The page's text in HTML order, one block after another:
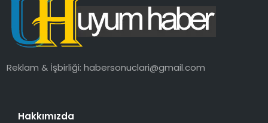
SAĞLIK
MAGAZIN
Reklam & İşbirliği:habersonuclari@gmail.com
Hakkımızda